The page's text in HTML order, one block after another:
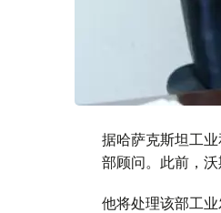
据哈萨克斯坦工
部顾问。此前，
他将处理该部工业